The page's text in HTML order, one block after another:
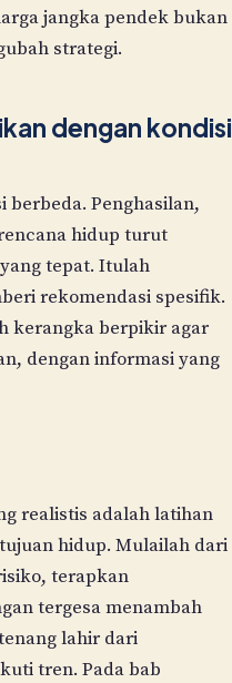
jangka pendek bukan
strategi.
dengan kondisi
berbeda. Penghasilan,
hidup turut
tepat. Itulah
rekomendasi spesifik.
kerangka berpikir agar
dengan informasi yang
realistis adalah latihan
hidup. Mulailah dari
terapkan
tergesa menambah
lahir dari
tren. Pada bab